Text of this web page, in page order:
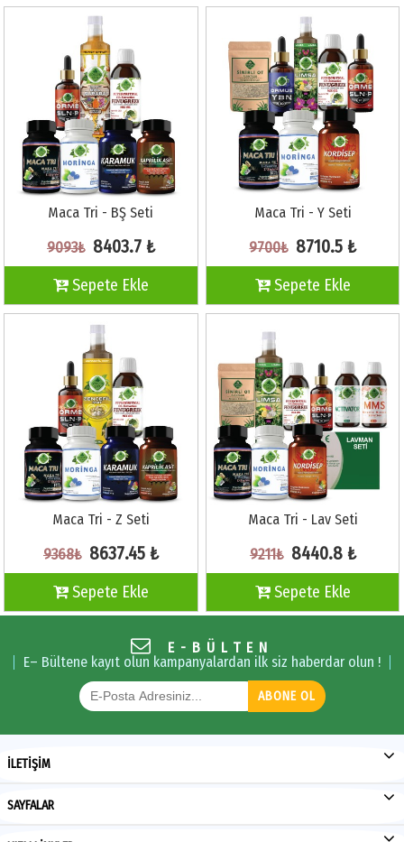
Maca Tri - BŞ Seti
9093₺ 8403.7 ₺
Sepete Ekle
Maca Tri - Y Seti
9700₺ 8710.5 ₺
Sepete Ekle
Maca Tri - Z Seti
9368₺ 8637.45 ₺
Sepete Ekle
Maca Tri - Lav Seti
9211₺ 8440.8 ₺
Sepete Ekle
E-BÜLTEN
E– Bültene kayıt olun kampanyalardan ilk siz haberdar olun !
ABONE OL
İLETİŞİM
SAYFALAR